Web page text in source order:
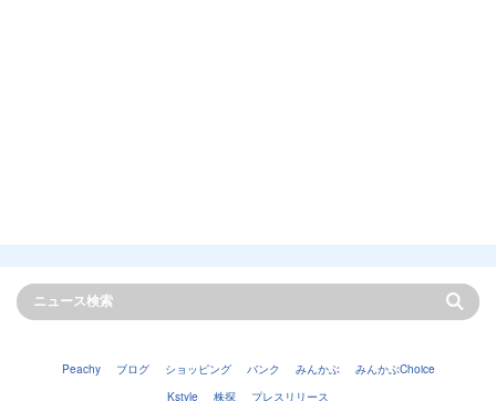
Peachy ブログ ショッピング バンク みんかぶ
みんかぶChoice
Kstyle
株探 プレスリリース